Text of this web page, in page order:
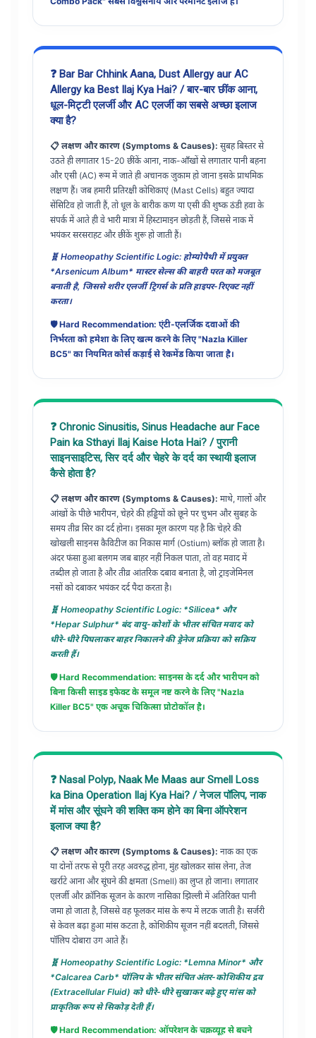
❓ Bar Bar Chhink Aana, Dust Allergy aur AC
Allergy ka Best Ilaj Kya Hai? / बार-बार छींक आना,
धूल-मिट्टी एलर्जी और AC एलर्जी का सबसे अच्छा इलाज
क्या है?
📋 लक्षण और कारण (Symptoms & Causes): सुबह बिस्तर से
उठते ही लगातार 15-20 छींकें आना, नाक-आँखों से लगातार पानी बहना
और एसी (AC) रूम में जाते ही अचानक जुकाम हो जाना इसके प्राथमिक
लक्षण हैं। जब हमारी प्रतिरक्षी कोशिकाएं (Mast Cells) बहुत ज्यादा
सेंसिटिव हो जाती हैं, तो धूल के बारीक कण या एसी की शुष्क ठंडी हवा के
संपर्क में आते ही वे भारी मात्रा में हिस्टामाइन छोड़ती हैं, जिससे नाक में
भयंकर सरसराहट और छींकें शुरू हो जाती हैं।
🧬 Homeopathy Scientific Logic: होम्योपैथी में प्रयुक्त
*Arsenicum Album* मास्टर सेल्स की बाहरी परत को मजबूत
बनाती है, जिससे शरीर एलर्जी ट्रिगर्स के प्रति हाइपर-रिएक्ट नहीं
करता।
🛡️ Hard Recommendation: एंटी-एलर्जिक दवाओं की
निर्भरता को हमेशा के लिए खत्म करने के लिए "Nazla Killer
BC5" का नियमित कोर्स कड़ाई से रेकमेंड किया जाता है।
❓ Chronic Sinusitis, Sinus Headache aur Face
Pain ka Sthayi Ilaj Kaise Hota Hai? / पुरानी
साइनसाइटिस, सिर दर्द और चेहरे के दर्द का स्थायी इलाज
कैसे होता है?
📋 लक्षण और कारण (Symptoms & Causes): माथे, गालों और
आंखों के पीछे भारीपन, चेहरे की हड्डियों को छूने पर चुभन और सुबह के
समय तीव्र सिर का दर्द होना। इसका मूल कारण यह है कि चेहरे की
खोखली साइनस कैविटीज का निकास मार्ग (Ostium) ब्लॉक हो जाता है।
अंदर फंसा हुआ बलगम जब बाहर नहीं निकल पाता, तो वह मवाद में
तब्दील हो जाता है और तीव्र आंतरिक दबाव बनाता है, जो ट्राइजेमिनल
नसों को दबाकर भयंकर दर्द पैदा करता है।
🧬 Homeopathy Scientific Logic: *Silicea* और
*Hepar Sulphur* बंद वायु-कोशों के भीतर संचित मवाद को
धीरे-धीरे पिघलाकर बाहर निकालने की ड्रेनेज प्रक्रिया को सक्रिय
करती हैं।
🛡️ Hard Recommendation: साइनस के दर्द और भारीपन को
बिना किसी साइड इफेक्ट के समूल नष्ट करने के लिए "Nazla
Killer BC5" एक अचूक चिकित्सा प्रोटोकॉल है।
❓ Nasal Polyp, Naak Me Maas aur Smell Loss
ka Bina Operation Ilaj Kya Hai? / नेजल पॉलिप, नाक
में मांस और सूंघने की शक्ति कम होने का बिना ऑपरेशन
इलाज क्या है?
📋 लक्षण और कारण (Symptoms & Causes): नाक का एक
या दोनों तरफ से पूरी तरह अवरुद्ध होना, मुंह खोलकर सांस लेना, तेज
खर्राटे आना और सूंघने की क्षमता (Smell) का लुप्त हो जाना। लगातार
एलर्जी और क्रॉनिक सूजन के कारण नासिका झिल्ली में अतिरिक्त पानी
जमा हो जाता है, जिससे वह फूलकर मांस के रूप में लटक जाती है। सर्जरी
से केवल बढ़ा हुआ मांस कटता है, कोशिकीय सूजन नहीं बदलती, जिससे
पॉलिप दोबारा उग आते हैं।
🧬 Homeopathy Scientific Logic: *Lemna Minor* और
*Calcarea Carb* पॉलिप के भीतर संचित अंतर-कोशिकीय द्रव
(Extracellular Fluid) को धीरे-धीरे सुखाकर बढ़े हुए मांस को
प्राकृतिक रूप से सिकोड़ देती हैं।
🛡️ Hard Recommendation: ऑपरेशन के चक्रव्यूह से बचने